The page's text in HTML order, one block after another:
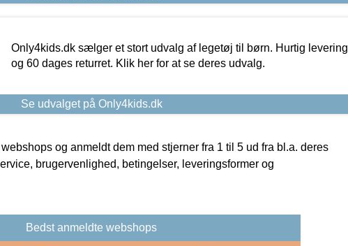
Only4kids.dk sælger et stort udvalg af legetøj til børn. Hurtig levering
og 60 dages returret. Klik her for at se deres udvalg.
Se udvalget på Only4kids.dk
og anmeldt dem med stjerner fra 1 til 5 ud fra bl.a. deres
brugervenlighed, betingelser, leveringsformer og
Bedst anmeldte webshops